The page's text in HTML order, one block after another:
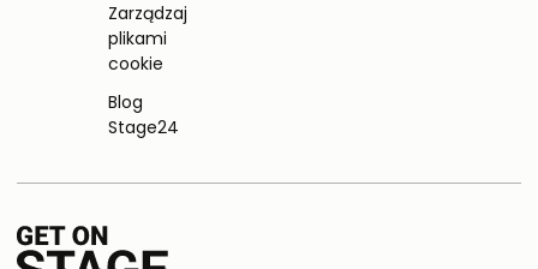
Zarządzaj
plikami
cookie
Blog
Stage24